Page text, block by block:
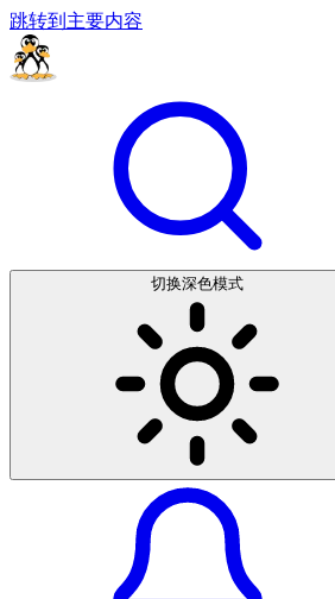
跳转到主要内容
切换深色模式